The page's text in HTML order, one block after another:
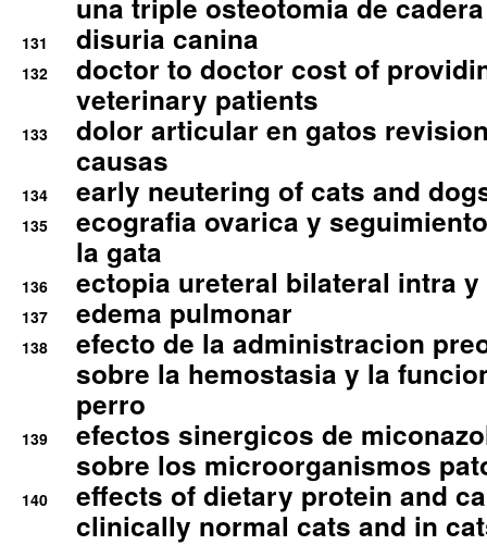
una triple osteotomia de cadera
131 disuria canina
132
doctor to doctor cost of
veterinary patients
133
dolor articular en gatos
causas
134 early neutering of cats and
135
ecografia ovarica y
la gata
136 ectopia ureteral bilateral intra
137 edema pulmonar
138
efecto de la administracion
sobre la hemostasia y la
perro
139
efectos sinergicos de
sobre los microorganismos
140
effects of dietary protein and
clinically normal cats and in